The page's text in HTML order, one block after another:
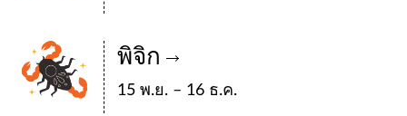
พิจิก
15 พ.ย. – 16 ธ.ค.